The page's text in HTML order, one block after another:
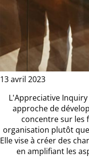
13 avril 2023
L'Appreciative
approche de
concentre sur les
organisation plutôt
Elle vise à créer des
en amplifiant les